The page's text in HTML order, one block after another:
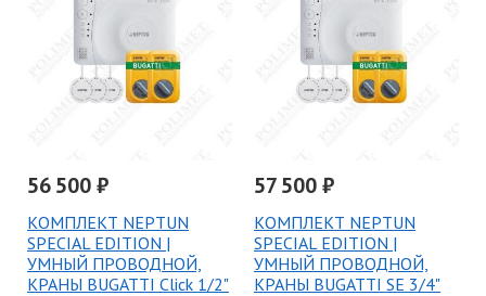
56 500 ₽
КОМПЛЕКТ NEPTUN
SPECIAL EDITION |
УМНЫЙ ПРОВОДНОЙ,
КРАНЫ BUGATTI Click 1/2"
57 500 ₽
КОМПЛЕКТ NEPTUN
SPECIAL EDITION |
УМНЫЙ ПРОВОДНОЙ,
КРАНЫ BUGATTI SE 3/4"